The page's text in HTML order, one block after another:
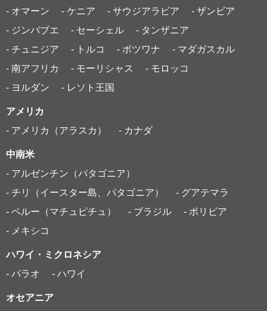
- オマーン
- ケニア - サウジアラビア
- ザンビア
- ジンバブエ
- セーシェル
- タンザニア
- チュニジア
- トルコ - ボツワナ
- マダガスカル
- 南アフリカ
- モーリシャス
- モロッコ
- ヨルダン
- レソト王国
アメリカ
- アメリカ（アラスカ）
- カナダ
中南米
- アルゼンチン（パタゴニア）
- チリ（イースター島、パタゴニア）
- グアテマラ
- ペルー（マチュピチュ）
- ブラジル
- ボリビア
- メキシコ
ハワイ・ミクロネシア
- パラオ
- ハワイ
オセアニア